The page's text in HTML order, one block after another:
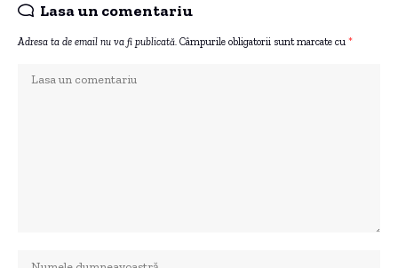
Lasa un comentariu
Adresa ta de email nu va fi publicată. Câmpurile obligatorii sunt marcate cu *